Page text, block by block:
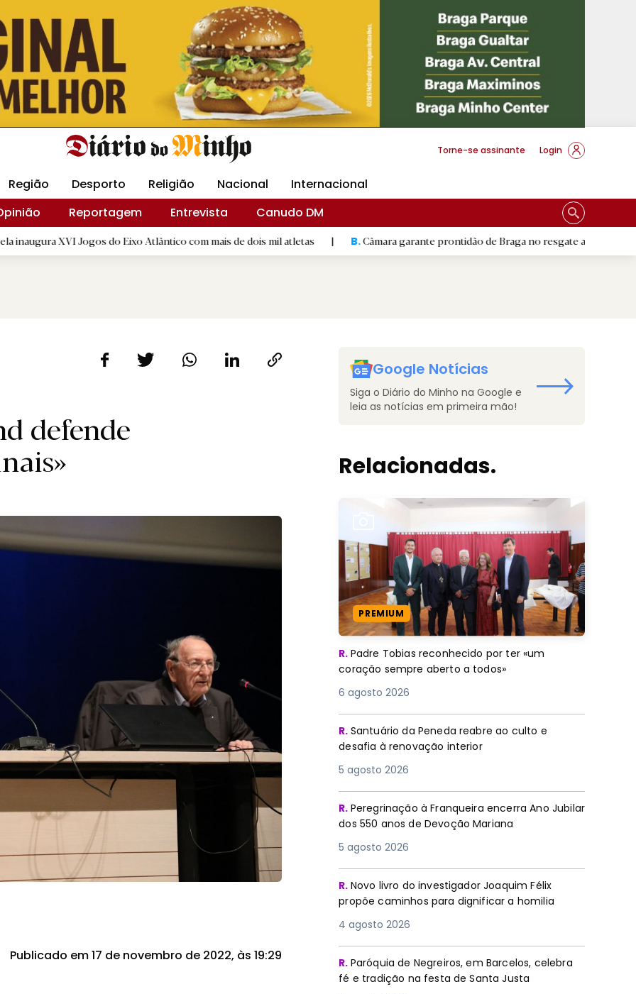
Revista Minha Gráfica DM Livraria DM Arquidiocese Braga
Torne-se assinante Login
Região Desporto Religião Nacional
Internacional
Reportagem Entrevista
Canudo DM
Jogos do Eixo Atlântico com mais de dois mil atletas | B.Câmara garante prontidão de Braga no resgate animal |
defende
Publicado em 17 de novembro de 2022, às 19:29
Google Notícias
Siga o Diário do Minho na Google e
leia as notícias em primeira mão!
Relacionadas.
PREMIUM
R. Padre Tobias reconhecido por ter «um
coração sempre aberto a todos»
6 agosto 2026
R. Santuário da Peneda reabre ao culto e
desafia à renovação interior
5 agosto 2026
R. Peregrinação à Franqueira encerra Ano Jubilar
dos 550 anos de Devoção Mariana
5 agosto 2026
R. Novo livro do investigador Joaquim Félix
propõe caminhos para dignificar a homilia
4 agosto 2026
R. Paróquia de Negreiros, em Barcelos, celebra
fé e tradição na festa de Santa Justa